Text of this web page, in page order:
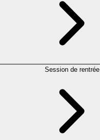
Session de rentrée